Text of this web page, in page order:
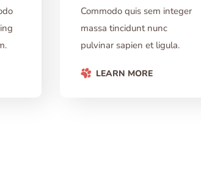
Commodo quis sem integer
massa tincidunt nunc
pulvinar sapien et ligula.
LEARN MORE